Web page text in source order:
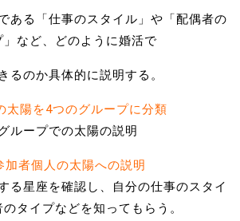
ある「仕事のスタイル」や「配偶者の
」など、どのように婚活で
るのか具体的に説明する。
太陽を4つのグループに分類
ループでの太陽の説明
者個人の太陽への説明
る星座を確認し、自分の仕事のスタイ
タイプなどを知ってもらう。